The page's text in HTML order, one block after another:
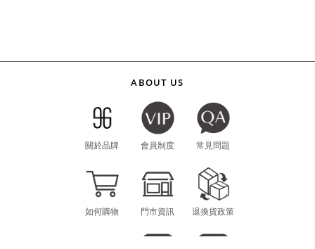
ABOUT US
關於品牌 會員制度 常見問題
如何購物 門市資訊 退換貨政策